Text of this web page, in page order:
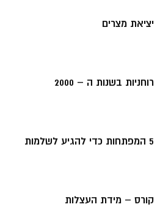
יציאת מצרים
רוחניות בשנות ה – 2000
5 המפתחות כדי להגיע לשלמות
קורס – מידת העצלות